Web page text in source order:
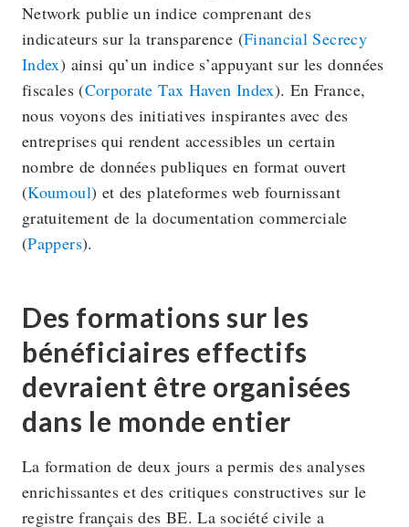
Network publie un indice comprenant des
indicateurs sur la transparence (Financial Secrecy
Index) ainsi qu’un indice s’appuyant sur les données
fiscales (Corporate Tax Haven Index). En France,
nous voyons des initiatives inspirantes avec des
entreprises qui rendent accessibles un certain
nombre de données publiques en format ouvert
(Koumoul) et des plateformes web fournissant
gratuitement de la documentation commerciale
(Pappers).
Des formations sur les
bénéficiaires effectifs
devraient être organisées
dans le monde entier
La formation de deux jours a permis des analyses
enrichissantes et des critiques constructives sur le
registre français des BE. La société civile a